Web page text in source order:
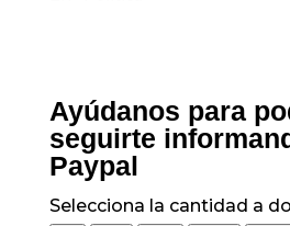
Ayúdanos para
seguirte
Paypal
Selecciona la cantidad a